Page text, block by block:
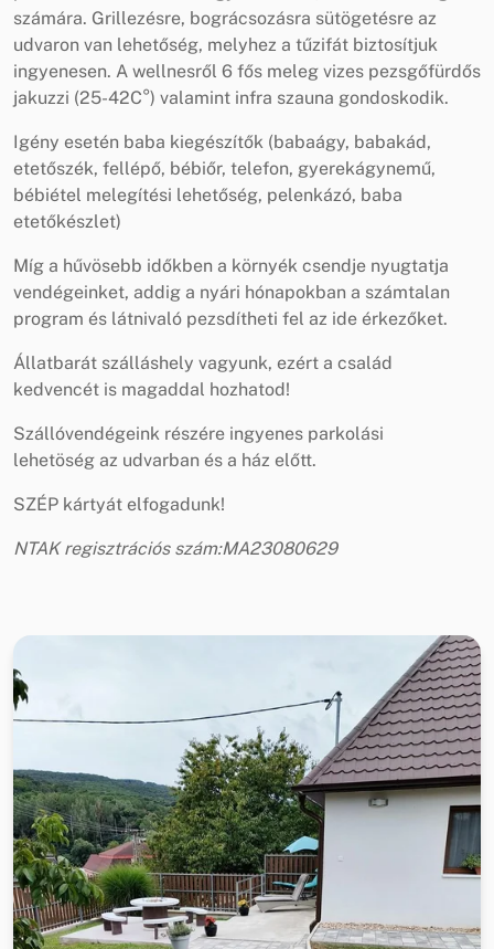
számára. Grillezésre, bográcsozásra sütögetésre az
udvaron van lehetőség, melyhez a tűzifát biztosítjuk
ingyenesen. A wellnesről 6 fős meleg vizes pezsgőfürdős
jakuzzi (25-42C°) valamint infra szauna gondoskodik.
Igény esetén baba kiegészítők (babaágy, babakád,
etetőszék, fellépő, bébiőr, telefon, gyerekágynemű,
bébiétel melegítési lehetőség, pelenkázó, baba
etetőkészlet)
Míg a hűvösebb időkben a környék csendje nyugtatja
vendégeinket, addig a nyári hónapokban a számtalan
program és látnivaló pezsdítheti fel az ide érkezőket.
Állatbarát szálláshely vagyunk, ezért a család
kedvencét is magaddal hozhatod!
Szállóvendégeink részére ingyenes parkolási
lehetöség az udvarban és a ház előtt.
SZÉP kártyát elfogadunk!
NTAK regisztrációs szám:MA23080629